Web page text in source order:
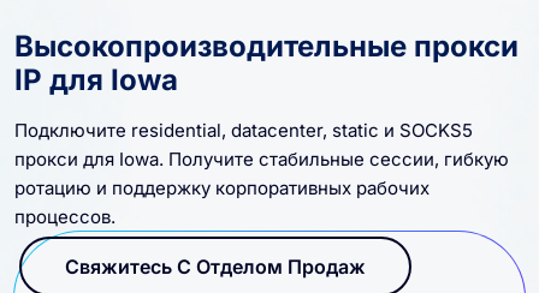
Высокопроизводительные прокси
IP для Iowa
Подключите residential, datacenter, static и SOCKS5
прокси для Iowa. Получите стабильные сессии, гибкую
ротацию и поддержку корпоративных рабочих
процессов.
Свяжитесь С Отделом Продаж